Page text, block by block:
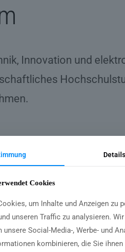
Innovation und
wir Ihnen die
sich Theoriephasen
in realen Projekten
Sie wichtige Kompetenzen
Details
Cookies
um Inhalte und Anzeigen zu
unseren Traffic zu analysieren.
unsere Social-Media-, Werbe- und
kombinieren, die Sie